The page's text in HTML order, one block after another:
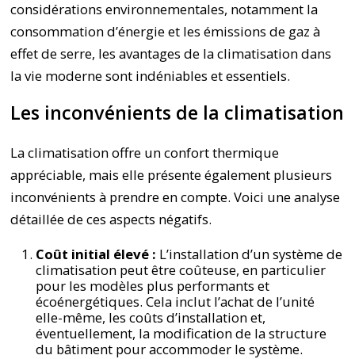
considérations environnementales, notamment la
consommation d’énergie et les émissions de gaz à
effet de serre, les avantages de la climatisation dans
la vie moderne sont indéniables et essentiels.
Les inconvénients de la climatisation
La climatisation offre un confort thermique
appréciable, mais elle présente également plusieurs
inconvénients à prendre en compte. Voici une analyse
détaillée de ces aspects négatifs.
Coût initial élevé : L’installation d’un système de
climatisation peut être coûteuse, en particulier
pour les modèles plus performants et
écoénergétiques. Cela inclut l’achat de l’unité
elle-même, les coûts d’installation et,
éventuellement, la modification de la structure
du bâtiment pour accommoder le système.